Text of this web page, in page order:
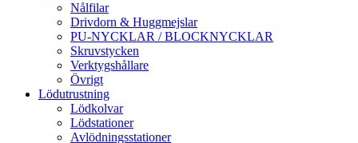
Nålfilar
Drivdorn & Huggmejslar
PU-NYCKLAR / BLOCKNYCKLAR
Skruvstycken
Verktygshållare
Övrigt
Lödutrustning
Lödkolvar
Lödstationer
Avlödningsstationer